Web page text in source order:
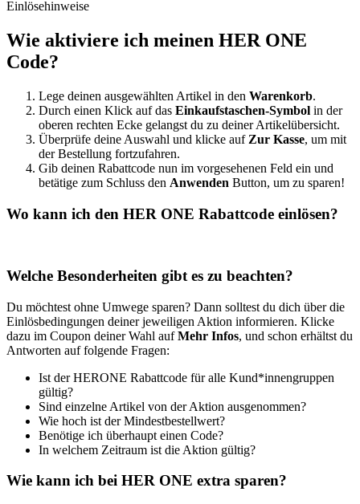
Einlösehinweise
Wie aktiviere ich meinen HER ONE
Code?
Lege deinen ausgewählten Artikel in den Warenkorb.
Durch einen Klick auf das Einkaufstaschen-Symbol in der
oberen rechten Ecke gelangst du zu deiner Artikelübersicht.
Überprüfe deine Auswahl und klicke auf Zur Kasse, um mit
der Bestellung fortzufahren.
Gib deinen Rabattcode nun im vorgesehenen Feld ein und
betätige zum Schluss den Anwenden Button, um zu sparen!
Wo kann ich den HER ONE Rabattcode einlösen?
Welche Besonderheiten gibt es zu beachten?
Du möchtest ohne Umwege sparen? Dann solltest du dich über die
Einlösbedingungen deiner jeweiligen Aktion informieren. Klicke
dazu im Coupon deiner Wahl aufMehr Infos, und schon erhältst du
Antworten auf folgende Fragen:
Ist der HERONE Rabattcode für alle Kund*innengruppen
gültig?
Sind einzelne Artikel von der Aktion ausgenommen?
Wie hoch ist der Mindestbestellwert?
Benötige ich überhaupt einen Code?
In welchem Zeitraum ist die Aktion gültig?
Wie kann ich bei HER ONE extra sparen?